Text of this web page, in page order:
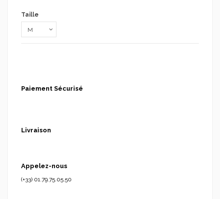
Taille
Paiement Sécurisé
Livraison
Appelez-nous
(+33) 01.79.75.05.50